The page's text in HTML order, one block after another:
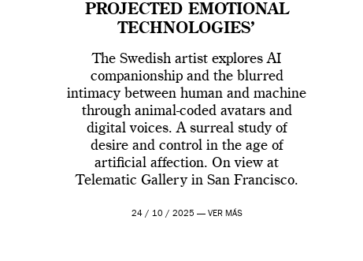
PROJECTED EMOTIONAL
TECHNOLOGIES’
The Swedish artist explores AI
companionship and the blurred
intimacy between human and machine
through animal-coded avatars and
digital voices. A surreal study of
desire and control in the age of
artificial affection. On view at
Telematic Gallery in San Francisco.
24 / 10 / 2025 — VER MÁS